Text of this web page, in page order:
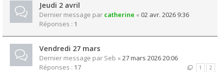
Jeudi 2 avril
Dernier message par catherine « 02 avr. 2026 9:36
Réponses : 1
Vendredi 27 mars
Dernier message par Seb « 27 mars 2026 20:06
Réponses : 17 1 2